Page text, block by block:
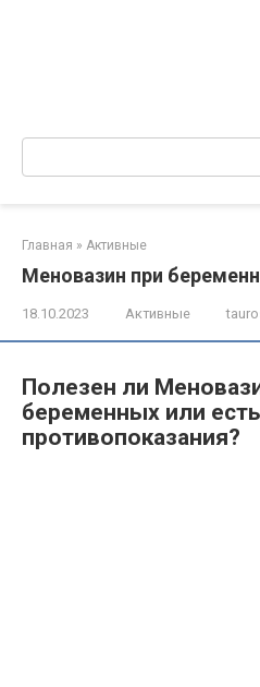
Поиск:
Главная » Активные
Меновазин при
18.10.2023 Активные
Полезен ли
беременных или есть
противопоказания?